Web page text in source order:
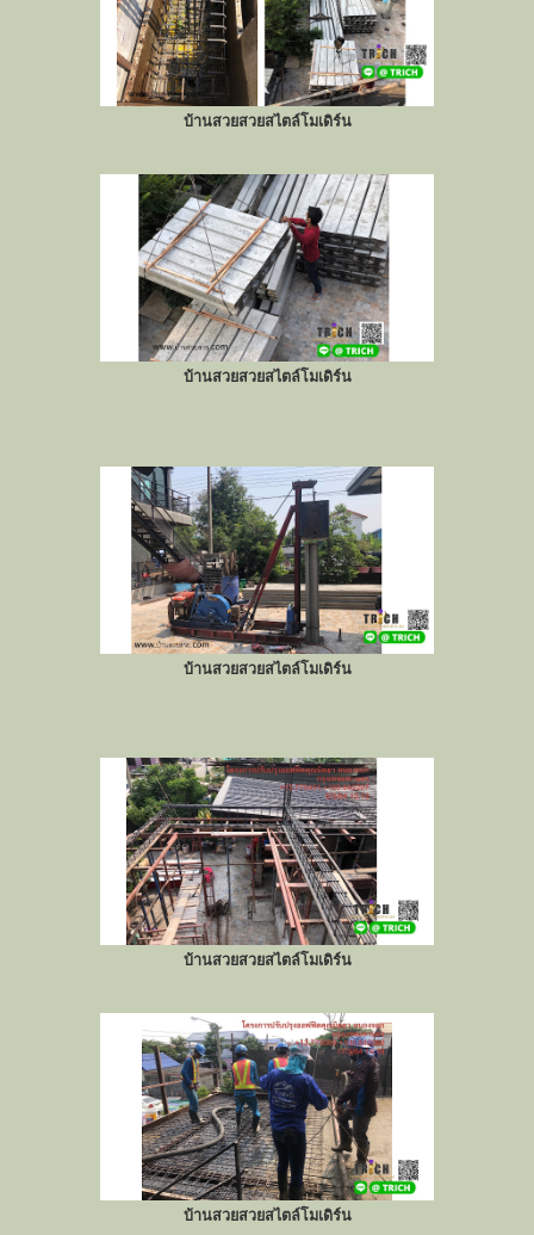
บ้านสวยสวยสไตล์โมเดิร์น
บ้านสวยสวยสไตล์โมเดิร์น
บ้านสวยสวยสไตล์โมเดิร์น
บ้านสวยสวยสไตล์โมเดิร์น
บ้านสวยสวยสไตล์โมเดิร์น